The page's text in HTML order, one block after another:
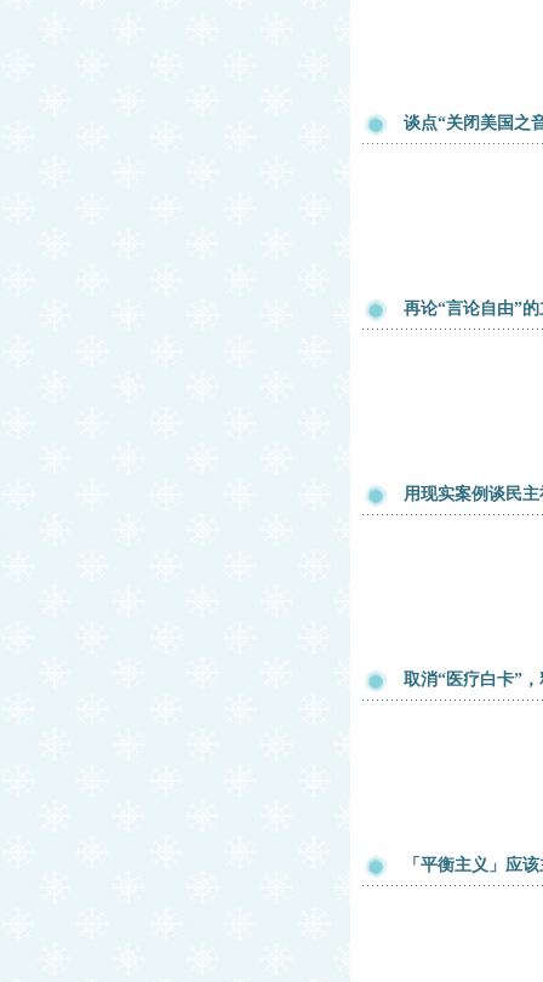
谈点“关闭美国之
再论“言论自由”
用现实案例谈民
取消“医疗白卡”
「平衡主义」应